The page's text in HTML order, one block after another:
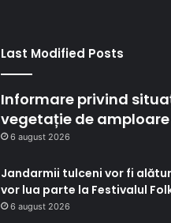
Last Modified Posts
Informare privind
vegetație de amploare
6 august 2026
Jandarmii tulceni vor fi
vor lua parte la Festivalul
6 august 2026